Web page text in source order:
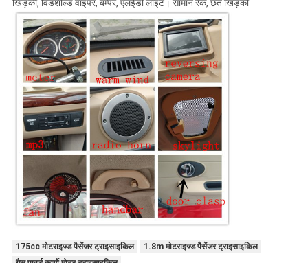
खिड़की, विंडशील्ड वाइपर, बम्पर, एलईडी लाइट। सामान रैक, छत खिड़की
175cc मोटराइज्ड पैसेंजर ट्राइसाइकिल
1.8m मोटराइज्ड पैसेंजर ट्राइसाइकिल